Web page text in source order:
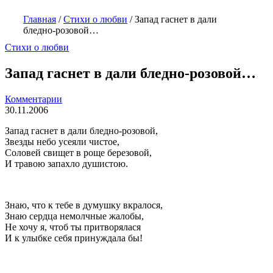
Главная /Стихи о любви /Запад гаснет в дали
бледно-розовой…
Стихи о любви
Запад гаснет в дали бледно-розовой…
Комментарии
30.11.2006
Запад гаснет в дали бледно-розовой,
Звезды небо усеяли чистое,
Соловей свищет в роще березовой,
И травою запахло душистою.
Знаю, что к тебе в думушку вкралося,
Знаю сердца немолчные жалобы,
Не хочу я, чтоб ты притворялася
И к улыбке себя принуждала бы!